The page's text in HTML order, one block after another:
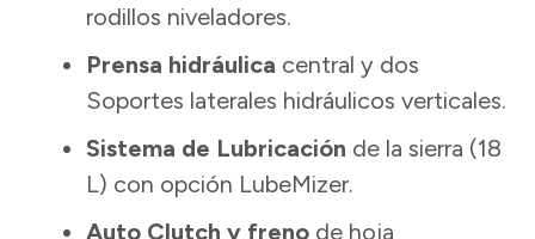
rodillos niveladores.
Prensa hidráulica central y dos
Soportes laterales hidráulicos verticales.
Sistema de Lubricación de la sierra (18
L) con opción LubeMizer.
Auto Clutch y freno de hoja